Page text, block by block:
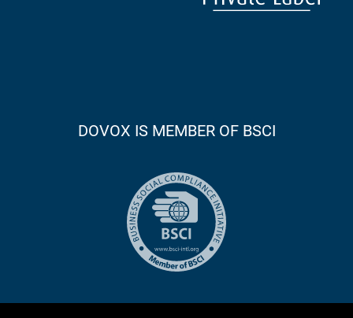
DOVOX IS MEMBER OF BSCI